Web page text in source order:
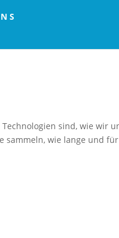
sind, wie wir
sammeln, wie lange und für